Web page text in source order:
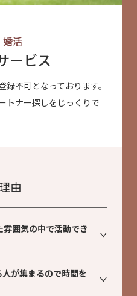
婚活
ービス
不可となっております。
トナー探しをじっくりで
由
囲気の中で活動でき
が集まるので時間を